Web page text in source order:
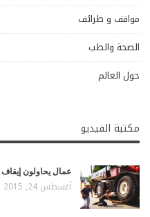
مواقف و طرائف
الصحة والطب
حول العالم
مكتبة الفيديو
عمال يحاولون
أغسطس 24, 2015